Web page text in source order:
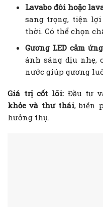
Lavabo đôi hoặc
sang trọng, tiện
thời. Có thể chọn
Gương LED cảm
ánh sáng dịu nhẹ,
nước giúp gương
Giá trị cốt lõi:Đầu tư
khỏe và thư thái, biến
hưởng thụ.